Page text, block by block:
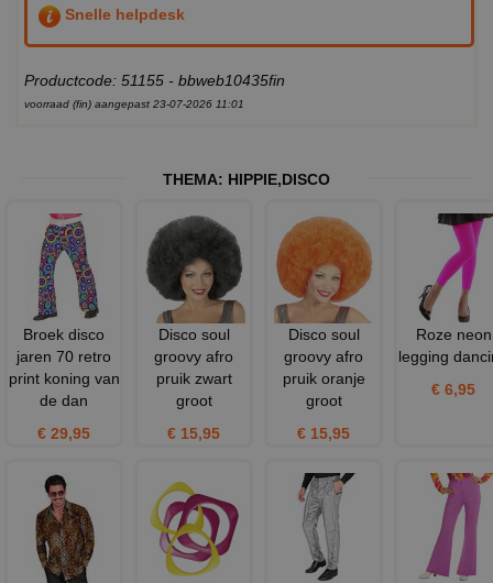
Snelle helpdesk
Productcode: 51155 - bbweb10435fin
voorraad (fin) aangepast 23-07-2026 11:01
THEMA: HIPPIE,DISCO
Broek disco
jaren 70 retro
print koning van
de dan
€ 29,95
Disco soul
groovy afro
pruik zwart
groot
€ 15,95
Disco soul
groovy afro
pruik oranje
groot
€ 15,95
Roze neon
legging
€ 6,95